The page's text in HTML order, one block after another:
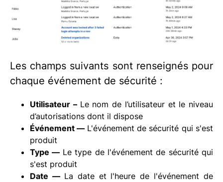
Les champs suivants sont renseignés pour
chaque événement de sécurité :
Utilisateur – Le nom de l’utilisateur et le niveau
d’autorisations dont il dispose
Événement — L'événement de sécurité qui s'est
produit
Type — Le type de l'événement de sécurité qui
s'est produit
Date — La date et l'heure de l'événement de